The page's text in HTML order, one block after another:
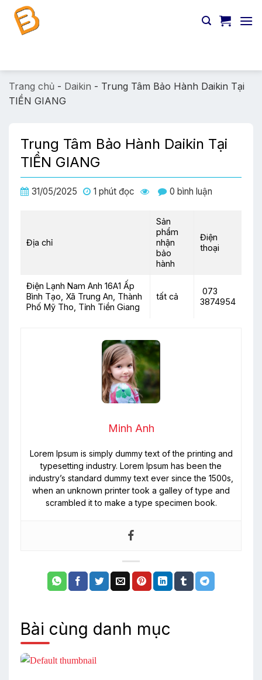
Chuyển
đến
Trang chủ - Daikin - Trung Tâm Bảo Hành Daikin Tại
TIỀN GIANG
Trung Tâm Bảo Hành Daikin Tại
TIỀN GIANG
31/05/2025 1 phút đọc 0 bình luận
Địa chỉ
Sản
phẩm
nhận
bảo
hành
Điện
thoại
Điện Lạnh Nam Anh 16A1 Ấp
Bình Tạo, Xã Trung An, Thành
Phố Mỹ Tho, Tỉnh Tiền Giang
tất cả
073
3874954
Minh Anh
Lorem Ipsum is simply dummy text of the printing and
typesetting industry. Lorem Ipsum has been the
industry’s standard dummy text ever since the 1500s,
when an unknown printer took a galley of type and
scrambled it to make a type specimen book.
Bài cùng danh mục